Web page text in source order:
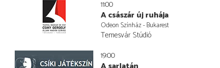
11:00
A császár új ruhája
Odeon Színház - Bukarest
Temesvár Stúdió
19:00